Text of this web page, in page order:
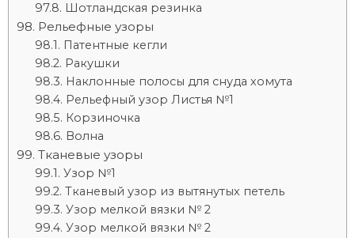
Шотландская резинка
Рельефные узоры
Патентные кегли
Ракушки
Наклонные полосы для снуда хомута
Рельефный узор Листья №1
Корзиночка
Волна
Тканевые узоры
Узор №1
Тканевый узор из вытянутых петель
Узор мелкой вязки № 2
Узор мелкой вязки № 2